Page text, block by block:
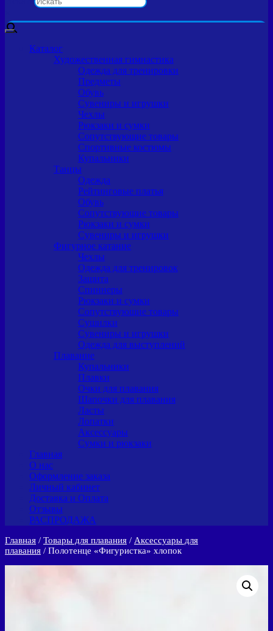
Каталог
Художественная гимнастика
Одежда для тренировки
Предметы
Обувь
Сувениры и игрушки
Чехлы
Рюкзаки и сумки
Сопутствующие товары
Спортивные костюмы
Купальники
Танцы
Одежда
Рейтинговые платья
Обувь
Сопутствующие товары
Рюкзаки и сумки
Сувениры и игрушки
Фигурное катание
Чехлы
Одежда для тренировок
Защита
Спиннеры
Рюкзаки и сумки
Сопутствующие товары
Сушилки
Сувениры и игрушки
Одежда для выступлений
Плавание
Купальники
Плавки
Очки для плавания
Шапочки для плавания
Ласты
Лопатки
Аксессуары
Сумки и рюкзаки
Главная
О нас
Оформление заказа
Личный кабинет
Доставка и Оплата
Отзывы
РАСПРОДАЖА
Главная / Товары для плавания / Аксессуары для
плавания / Полотенце «Фигуристка» хлопок